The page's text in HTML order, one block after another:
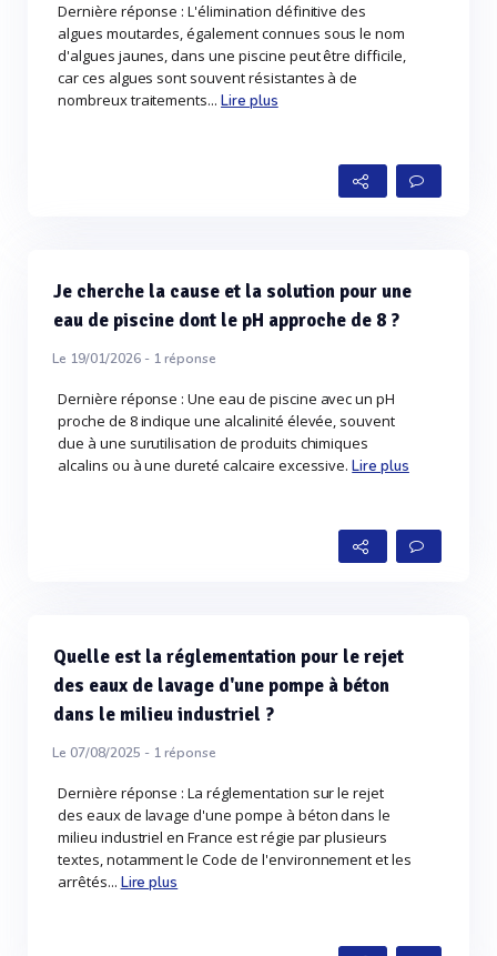
Dernière réponse : L'élimination définitive des
algues moutardes, également connues sous le nom
d'algues jaunes, dans une piscine peut être difficile,
car ces algues sont souvent résistantes à de
nombreux traitements...Lire plus
Je cherche la cause et la solution pour une
eau de piscine dont le pH approche de 8 ?
Le 19/01/2026 - 1réponse
Dernière réponse : Une eau de piscine avec un pH
proche de 8 indique une alcalinité élevée, souvent
due à une surutilisation de produits chimiques
alcalins ou à une dureté calcaire excessive.Lire plus
Quelle est la réglementation pour le rejet
des eaux de lavage d'une pompe à béton
dans le milieu industriel ?
Le 07/08/2025 - 1réponse
Dernière réponse : La réglementation sur le rejet
des eaux de lavage d'une pompe à béton dans le
milieu industriel en France est régie par plusieurs
textes, notamment le Code de l'environnement et les
arrêtés... Lire plus